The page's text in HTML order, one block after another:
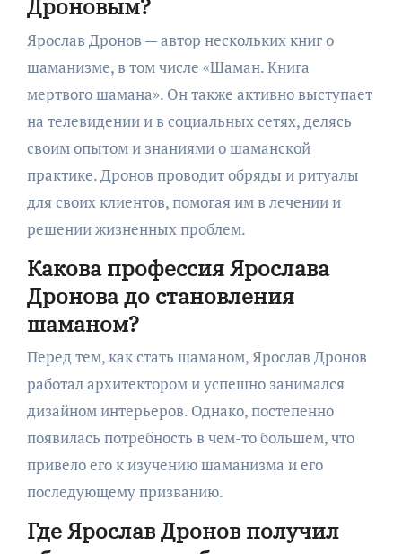
Дроновым?
Ярослав Дронов — автор нескольких книг о
шаманизме, в том числе «Шаман. Книга
мертвого шамана». Он также активно выступает
на телевидении и в социальных сетях, делясь
своим опытом и знаниями о шаманской
практике. Дронов проводит обряды и ритуалы
для своих клиентов, помогая им в лечении и
решении жизненных проблем.
Какова профессия Ярослава
Дронова до становления
шаманом?
Перед тем, как стать шаманом, Ярослав Дронов
работал архитектором и успешно занимался
дизайном интерьеров. Однако, постепенно
появилась потребность в чем-то большем, что
привело его к изучению шаманизма и его
последующему призванию.
Где Ярослав Дронов получил